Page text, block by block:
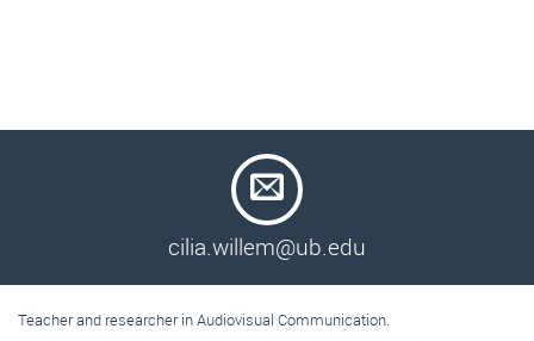
cilia.willem@ub.edu
Teacher and researcher in Audiovisual Communication.